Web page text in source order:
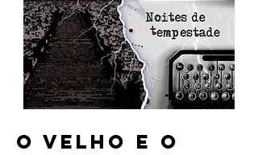
O VELHO E O